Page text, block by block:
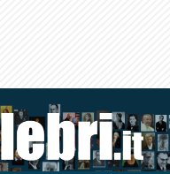
Toggle
search
bar